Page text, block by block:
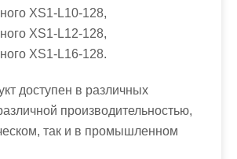
XS1-L10-128,
XS1-L12-128,
XS1-L16-128.
доступен в различных
производительностью,
так и в промышленном